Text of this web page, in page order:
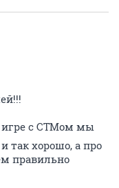
игре с СТМом мы
так хорошо, а про
правильно